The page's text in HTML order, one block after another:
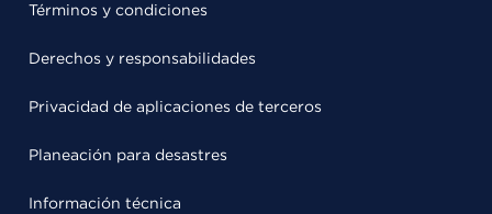
Términos y condiciones
Derechos y responsabilidades
Privacidad de aplicaciones de terceros
Planeación para desastres
Información técnica